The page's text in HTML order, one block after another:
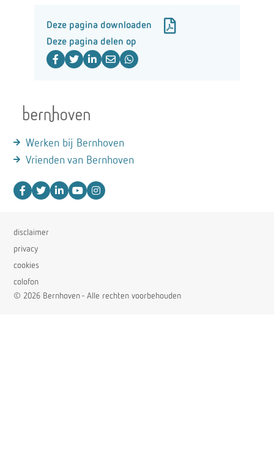
Deze pagina downloaden
Deze pagina delen op
Werken bij Bernhoven
Vrienden van Bernhoven
disclaimer
privacy
cookies
colofon
© 2026 Bernhoven - Alle rechten voorbehouden